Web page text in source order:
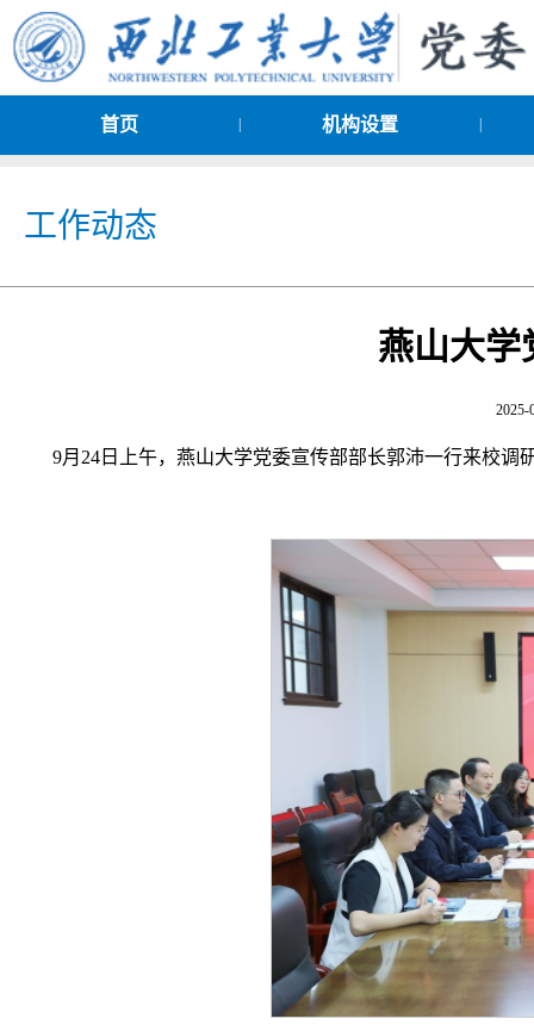
首页 机构设置
工作动态
燕山大学
2025-
9月24日上午，燕山大学党委宣传部部长郭沛一行来校